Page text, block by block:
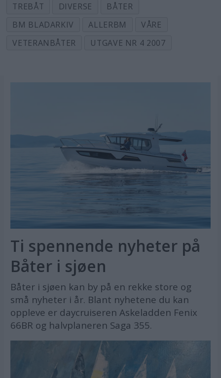
TREBÅT DIVERSE
BÅTER
BM BLADARKIV
ALLERBM
VÅRE
VETERANBÅTER
UTGAVE NR 4 2007
Ti spennende nyheter på
Båter i sjøen
Båter i sjøen kan by på en rekke store og
små nyheter i år. Blant nyhetene du kan
oppleve er daycruiseren Askeladden Fenix
66BR og halvplaneren Saga 355.